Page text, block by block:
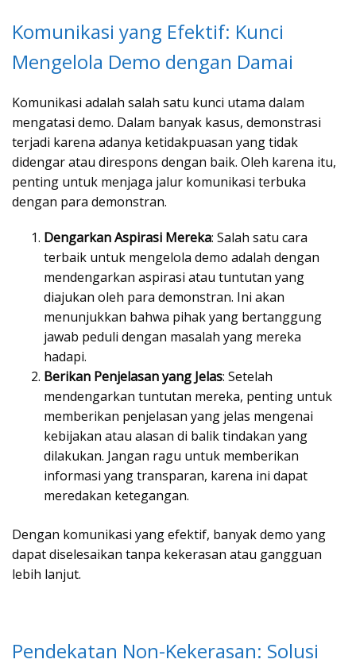
Komunikasi yang Efektif: Kunci
Mengelola Demo dengan Damai
Komunikasi adalah salah satu kunci utama dalam
mengatasi demo. Dalam banyak kasus, demonstrasi
terjadi karena adanya ketidakpuasan yang tidak
didengar atau direspons dengan baik. Oleh karena itu,
penting untuk menjaga jalur komunikasi terbuka
dengan para demonstran.
Dengarkan Aspirasi Mereka: Salah satu cara
terbaik untuk mengelola demo adalah dengan
mendengarkan aspirasi atau tuntutan yang
diajukan oleh para demonstran. Ini akan
menunjukkan bahwa pihak yang bertanggung
jawab peduli dengan masalah yang mereka
hadapi.
Berikan Penjelasan yang Jelas: Setelah
mendengarkan tuntutan mereka, penting untuk
memberikan penjelasan yang jelas mengenai
kebijakan atau alasan di balik tindakan yang
dilakukan. Jangan ragu untuk memberikan
informasi yang transparan, karena ini dapat
meredakan ketegangan.
Dengan komunikasi yang efektif, banyak demo yang
dapat diselesaikan tanpa kekerasan atau gangguan
lebih lanjut.
Pendekatan Non-Kekerasan: Solusi